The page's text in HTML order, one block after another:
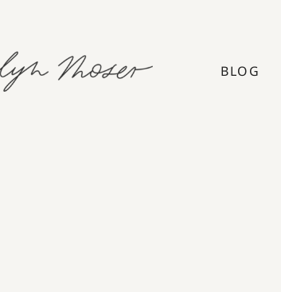
BLOG